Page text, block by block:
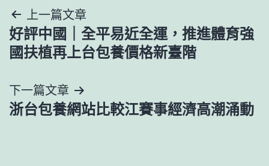
文
章
覽
上一篇文章
好評中國｜全平易近全運，推進體育強
國扶植再上台包養價格新臺階
下一篇文章
浙台包養網站比較江賽事經濟高潮涌動